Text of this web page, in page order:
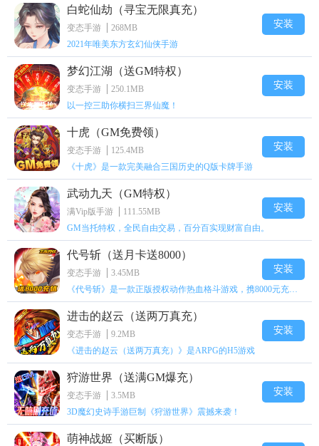
白蛇仙劫（寻宝无限真充）
变态手游
268MB
2021年唯美东方玄幻仙侠手游
安装
梦幻江湖（送GM特权）
变态手游
250.1MB
以一控三助你横扫三界仙魔！
安装
十虎（GM免费领）
变态手游
125.4MB
《十虎》是一款完美融合三国历史的Q版卡牌手游
安装
武动九天（GM特权）
满Vip版手游
111.55MB
GM当托特权，全民自由交易，百分百实现财富自由。
安装
代号斩（送月卡送8000）
变态手游
3.45MB
《代号斩》是一款正版授权动作热血格斗游戏，携8000元充值壕礼福利来袭！
安装
进击的赵云（送两万真充）
变态手游
9.2MB
《进击的赵云（送两万真充）》是ARPG的H5游戏
安装
狩游世界（送满GM爆充）
变态手游
3.5MB
3D魔幻史诗手游巨制《狩游世界》震撼来袭！
安装
萌神战姬（买断版）